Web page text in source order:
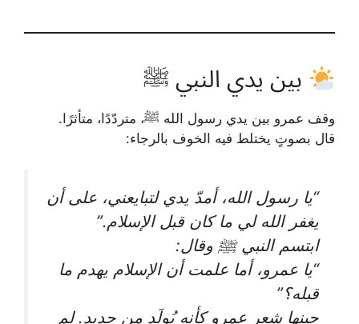
بين يدي النبي ﷺ
وقف عمرو بين يدي رسول الله ﷺ، متردّدًا، متأثرًا.
قال بصوتٍ يختلط فيه الخوف بالرجاء:
“يا رسول الله، أمدّ يدي لتبايعني، على أن
يغفر الله لي ما كان قبل الإسلام.”
ابتسم النبي ﷺ وقال:
“يا عمرو، أما علمت أن الإسلام يهدم ما
قبله؟”
حينها شعر عمرو كأنه يُولَد من جديد. لم